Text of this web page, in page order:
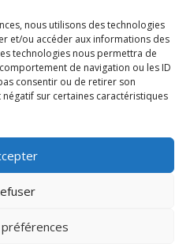
nous utilisons des technologies
et/ou accéder aux informations des
technologies nous permettra de
de navigation ou les ID
consentir ou de retirer son
sur certaines caractéristiques